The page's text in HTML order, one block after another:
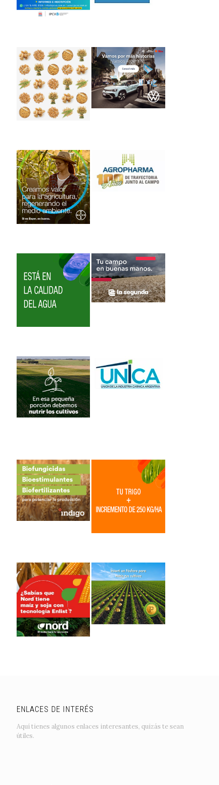
ENLACES DE INTERÉS
Aquí tienes algunos enlaces interesantes, quizás te sean
útiles.